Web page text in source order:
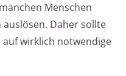
Menschen
Daher sollte
wirklich notwendige